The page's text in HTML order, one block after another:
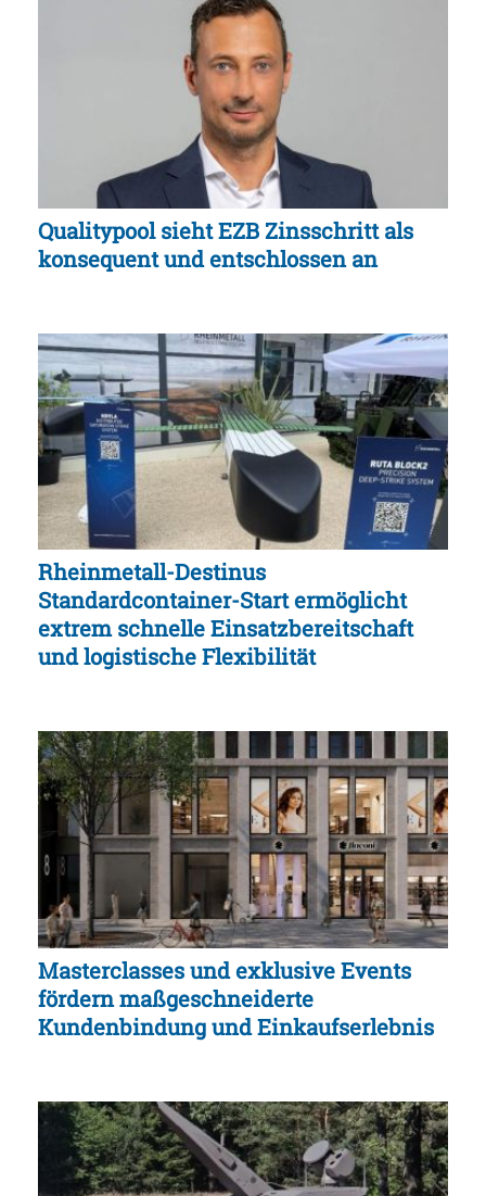
Qualitypool sieht EZB Zinsschritt als
konsequent und entschlossen an
Rheinmetall-Destinus
Standardcontainer-Start ermöglicht
extrem schnelle Einsatzbereitschaft
und logistische Flexibilität
Masterclasses und exklusive Events
fördern maßgeschneiderte
Kundenbindung und Einkaufserlebnis